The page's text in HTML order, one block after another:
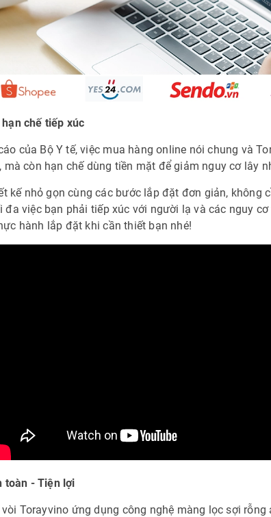
chế tiếp xúc
của Bộ Y tế, việc mua hàng online nói chung và
mà còn hạn chế dùng tiền mặt để giảm nguy cơ lây
kế nhỏ gọn cùng các bước lắp đặt đơn giản, không
đa việc bạn phải tiếp xúc với người lạ và các nguy
hành lắp đặt khi cần thiết bạn nhé!
toàn - Tiện lợi
Torayvino ứng dụng công nghệ màng lọc sợi